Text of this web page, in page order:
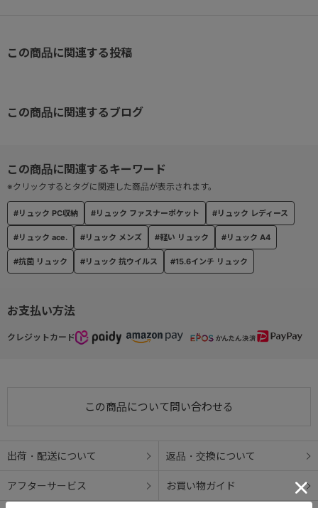
● クイックラウンドポケット
セミオートマチックスライダーを採用。
身体の大きめな方や中背の方に合わせた、太めのハーネス。
シンプルなデザインで取り外し出来るチェストベルト付き。
≪基本スペック≫
● 15.6インチノートPC収納可能（参考収納寸法
ポケットには、抗ウイルス・抗菌加工の生地を使用。
側面ファスナーと本体気室の双方から物の出し入れが可能なポケッ
ト。
お支払い方法
クレジットカード
この商品について問い合わせる
出荷・配送について 返品・交換について
アフターサービス お買い物ガイド
#リュック PC収納 #リュック ファスナーポケット #リュック レディース
#リュック ace. #リュック メンズ #軽い リュック #リュック A4
#抗菌 リュック #リュック 抗ウイルス #15.6インチ リュック
※クリックするとタグに関連した商品が表示されます。
この商品に関連する投稿
この商品に関連するブログ